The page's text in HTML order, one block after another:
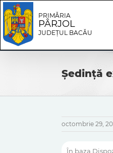
Skip
to
content
Skip
Navigation
PRIMĂRIA
PÂRJOL
JUDEȚUL BACĂU
Ședință
octombrie 29,
În baza